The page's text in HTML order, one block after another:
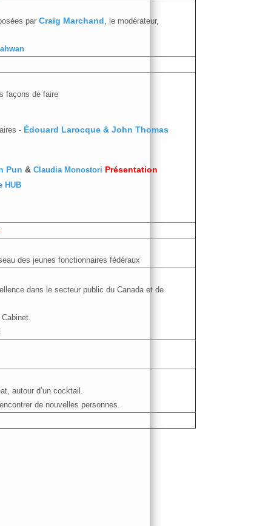
par Craig Marchand , le modérateur,
façons de faire
-­ Édouard Larocque & John Thomas
Pun & Claudia Monostori Présentation
HUB
des jeunes fonctionnaires fédéraux
dans le secteur public du Canada et de
autour d’un cocktail.
de nouvelles personnes.